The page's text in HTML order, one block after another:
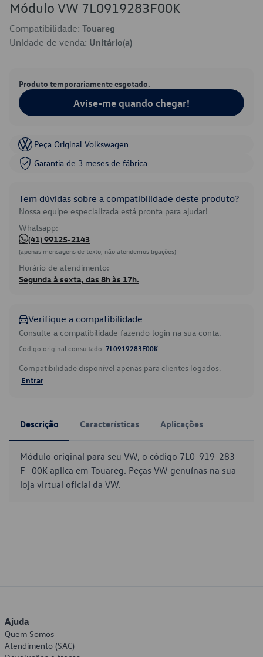
Módulo VW 7L0919283F00K
Compatibilidade: Touareg
Unidade de venda: Unitário(a)
Produto temporariamente esgotado.
Avise-me quando chegar!
Peça Original Volkswagen
Garantia de 3 meses de fábrica
Tem dúvidas sobre a compatibilidade deste produto?
Nossa equipe especializada está pronta para ajudar!
Whatsapp:
(41) 99125-2143
(apenas mensagens de texto, não atendemos ligações)
Horário de atendimento:
Segunda à sexta, das 8h às 17h.
Verifique a compatibilidade
Consulte a compatibilidade fazendo login na sua conta.
Código original consultado: 7L0919283F00K
Compatibilidade disponível apenas para clientes logados.
Entrar
Descrição Características Aplicações
Módulo original para seu VW, o código 7L0-919-283-
F -00K aplica em Touareg. Peças VW genuínas na sua
loja virtual oficial da VW.
Ajuda
Quem Somos
Atendimento (SAC)